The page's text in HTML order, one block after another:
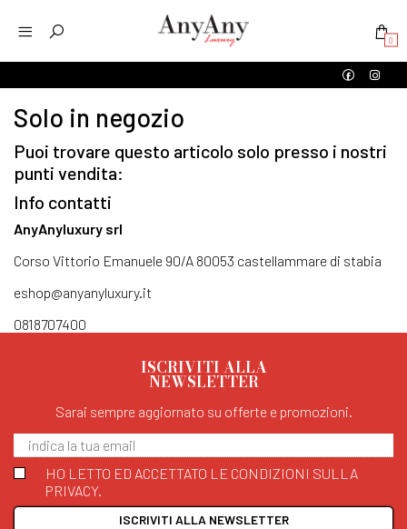
0
Solo in negozio
Puoi trovare questo articolo solo presso i nostri
punti vendita:
Info contatti
AnyAnyluxury srl
Corso Vittorio Emanuele 90/A 80053 castellammare di stabia
eshop@anyanyluxury.it
0818707400
ISCRIVITI ALLA
NEWSLETTER
Sarai sempre aggiornato su offerte e promozioni.
HO LETTO ED ACCETTATO LE CONDIZIONI SULLA
PRIVACY.
ISCRIVITI ALLA NEWSLETTER